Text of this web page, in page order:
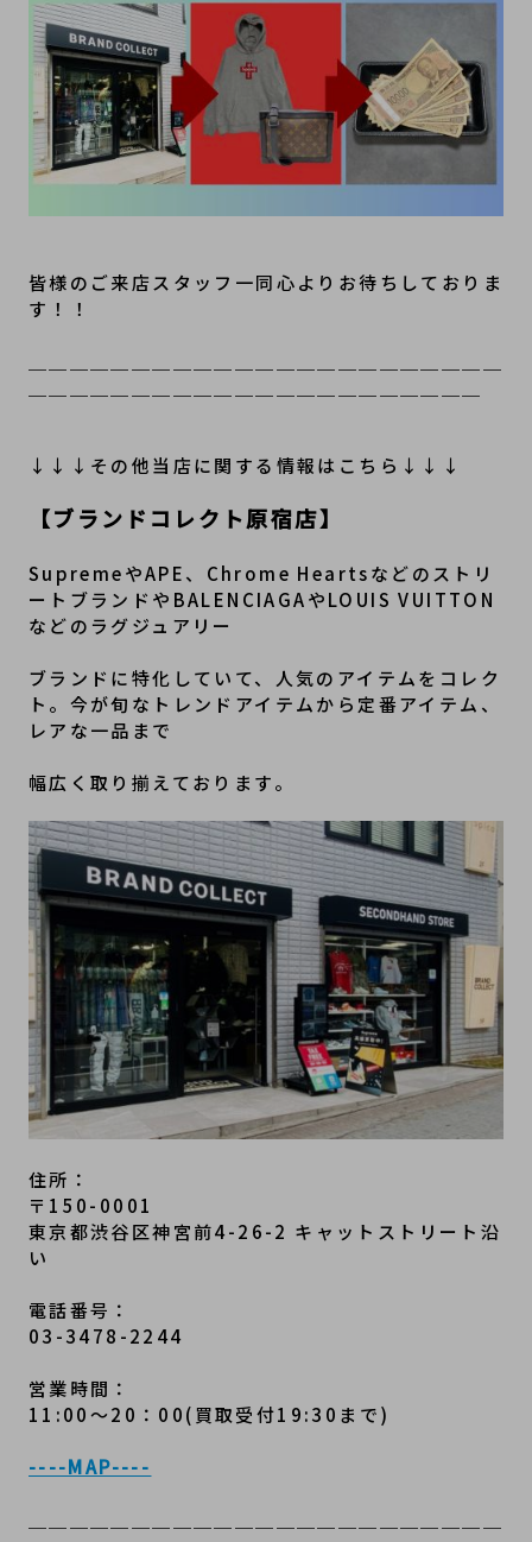
皆様のご来店スタッフ一同心よりお待ちしておりま
す！！
↓↓↓その他当店に関する情報はこちら↓↓↓
【ブランドコレクト原宿店】
SupremeやAPE、Chrome Heartsなどのストリ
ートブランドやBALENCIAGAやLOUIS VUITTON
などのラグジュアリー
ブランドに特化していて、人気のアイテムをコレク
ト。今が旬なトレンドアイテムから定番アイテム、
レアな一品まで
幅広く取り揃えております。
住所：
〒150-0001
東京都渋谷区神宮前4-26-2 キャットストリート沿
い
電話番号：
03-3478-2244
営業時間：
11:00～20：00(買取受付19:30まで)
----MAP----